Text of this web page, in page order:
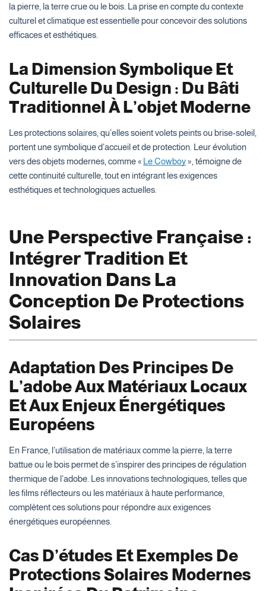
la pierre, la terre crue ou le bois. La prise en compte du contexte
culturel et climatique est essentielle pour concevoir des solutions
efficaces et esthétiques.
La Dimension Symbolique Et
Culturelle Du Design : Du Bâti
Traditionnel À L’objet Moderne
Les protections solaires, qu’elles soient volets peints ou brise-soleil,
portent une symbolique d’accueil et de protection. Leur évolution
vers des objets modernes, comme « Le Cowboy», témoigne de
cette continuité culturelle, tout en intégrant les exigences
esthétiques et technologiques actuelles.
Une Perspective Française :
Intégrer Tradition Et
Innovation Dans La
Conception De Protections
Solaires
Adaptation Des Principes De
L’adobe Aux Matériaux Locaux
Et Aux Enjeux Énergétiques
Européens
En France, l’utilisation de matériaux comme la pierre, la terre
battue ou le bois permet de s’inspirer des principes de régulation
thermique de l’adobe. Les innovations technologiques, telles que
les films réflecteurs ou les matériaux à haute performance,
complètent ces solutions pour répondre aux exigences
énergétiques européennes.
Cas D’études Et Exemples De
Protections Solaires Modernes